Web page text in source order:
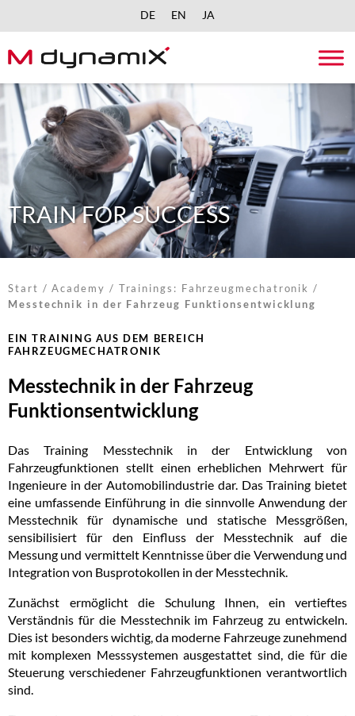
DE EN
JA
TRAIN FOR SUCCESS
Start /Academy / Trainings: Fahrzeugmechatronik /
Messtechnik in der Fahrzeug Funktionsentwicklung
EIN TRAINING AUS DEM BEREICH
FAHRZEUGMECHATRONIK
Messtechnik in der Fahrzeug
Funktionsentwicklung
Das Training Messtechnik in der Entwicklung von
Fahrzeugfunktionen stellt einen erheblichen Mehrwert für
Ingenieure in der Automobilindustrie dar. Das Training bietet
eine umfassende Einführung in die sinnvolle Anwendung der
Messtechnik für dynamische und statische Messgrößen,
sensibilisiert für den Einfluss der Messtechnik auf die
Messung und vermittelt Kenntnisse über die Verwendung und
Integration von Busprotokollen in der Messtechnik.
Zunächst ermöglicht die Schulung Ihnen, ein vertieftes
Verständnis für die Messtechnik im Fahrzeug zu entwickeln.
Dies ist besonders wichtig, da moderne Fahrzeuge zunehmend
mit komplexen Messsystemen ausgestattet sind, die für die
Steuerung verschiedener Fahrzeugfunktionen verantwortlich
sind.